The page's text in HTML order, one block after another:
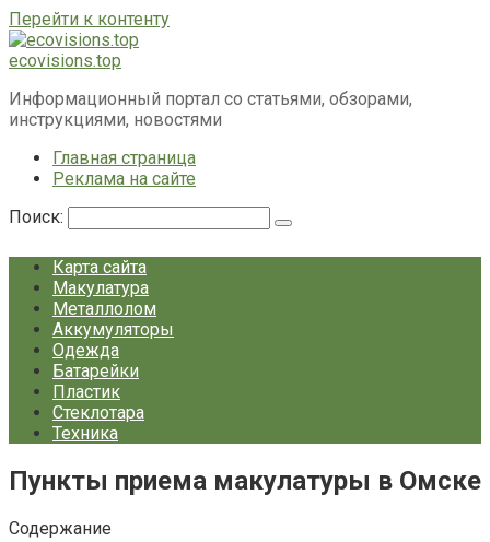
Перейти к контенту
ecovisions.top
Информационный портал со статьями, обзорами,
инструкциями, новостями
Главная страница
Реклама на сайте
Поиск:
Карта сайта
Макулатура
Металлолом
Аккумуляторы
Одежда
Батарейки
Пластик
Стеклотара
Техника
Пункты приема макулатуры в Омске
Содержание